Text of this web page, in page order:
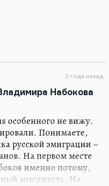
Слепакова и
Кенжеев сказал:
– да, говорю,
Мандельштама –
2 года назад
Набокова
особенного не вижу.
Понимаете,
русской эмиграции –
На первом месте
именно потому,
мыслитель. На